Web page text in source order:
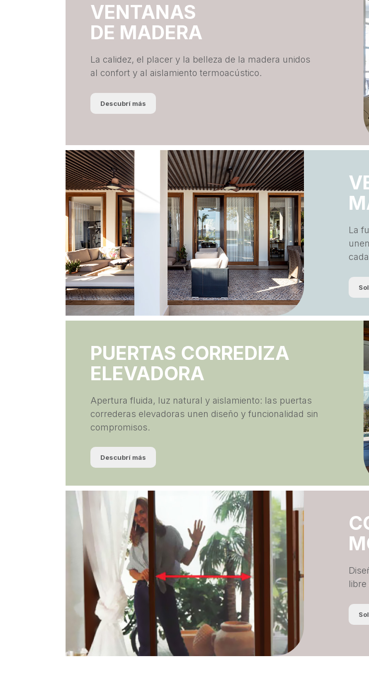
VENTANAS
DE MADERA
La calidez, el placer y la belleza de la madera unidos
al confort y al aislamiento termoacústico.
Descubrí más
La
PUERTAS CORREDIZA
ELEVADORA
Apertura fluida, luz natural y aislamiento: las puertas
correderas elevadoras unen diseño y funcionalidad sin
compromisos.
Descubrí más
libre